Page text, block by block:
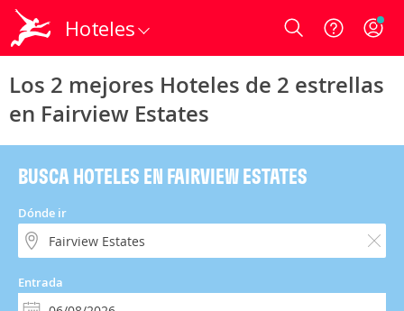
Hoteles Login
Los 2 mejores Hoteles de 2 estrellas
en Fairview Estates
BUSCA HOTELES EN FAIRVIEW ESTATES
Dónde ir
Entrada